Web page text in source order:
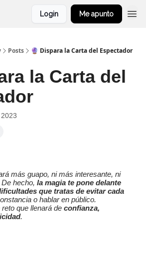
Login Me apunto
Posts 🔮 Dispara la Carta del Espectador
la Carta del
más guapo, ni más interesante, ni
hecho, la magia te pone delante
que tratas de evitar cada
o hablar en público.
que llenará de confianza,
.